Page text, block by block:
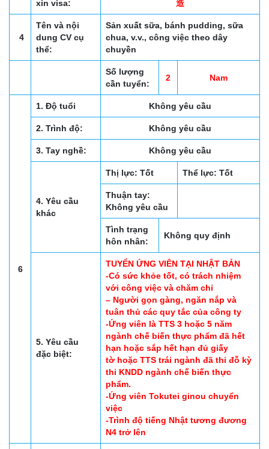
xin visa:
造
4
Tên và nội
dung CV cụ
thể:
Sản xuất sữa, bánh pudding, sữa
chua, v.v., công việc theo dây
chuyền
Số lượng
cần tuyển:
2 Nam
6
1. Độ tuổi Không yêu cầu
2. Trình độ: Không yêu cầu
3. Tay nghề: Không yêu cầu
4. Yêu cầu
khác
Thị lực: Tốt Thể lực: Tốt
Thuận tay:
Không yêu cầu
Tình trạng
hôn nhân:
Không quy định
5. Yêu cầu
đặc biệt:
TUYỂN ỨNG VIÊN TẠI NHẬT BẢN
-Có sức khỏe tốt, có trách nhiệm
với công việc và chăm chỉ
– Người gọn gàng, ngăn nắp và
tuân thủ các quy tắc của công ty
-Ứng viên là TTS 3 hoặc 5 năm
ngành chế biến thực phẩm đã hết
hạn hoặc sắp hết hạn đủ giấy
tờ hoặc TTS trái ngành đã thi đỗ kỳ
thi KNDD ngành chế biến thực
phẩm.
-Ứng viên Tokutei ginou chuyển
việc
-Trình độ tiếng Nhật tương đương
N4 trở lên